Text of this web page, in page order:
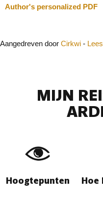
Author's personalized PDF
Aangedreven door Cirkwi -
MIJN
Hoogtepunten Hoe